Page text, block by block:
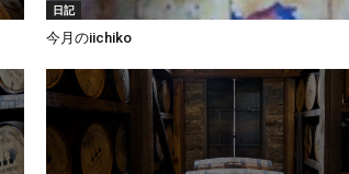
日記
今月のiichiko